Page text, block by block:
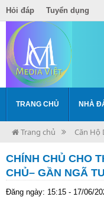
Hỏi đáp Tuyển dụng
TRANG CHỦ NHÀ
Trang chủ Căn Hộ
CHÍNH CHỦ CHO
CHỦ– GẦN NGÃ
Đăng ngày: 15:15 - 17/06/